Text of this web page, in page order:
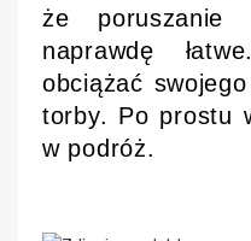
że
naprawdę
obciążać
torby. Po prostu
w podróż.